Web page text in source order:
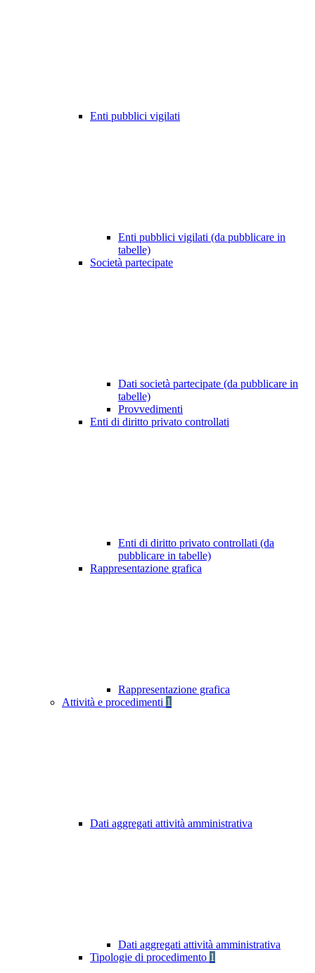
Enti pubblici vigilati
Enti pubblici vigilati (da pubblicare in
tabelle)
Società partecipate
Dati società partecipate (da pubblicare in
tabelle)
Provvedimenti
Enti di diritto privato controllati
Enti di diritto privato controllati (da
pubblicare in tabelle)
Rappresentazione grafica
Rappresentazione grafica
Attività e procedimenti 1
Dati aggregati attività amministrativa
Dati aggregati attività amministrativa
Tipologie di procedimento 1